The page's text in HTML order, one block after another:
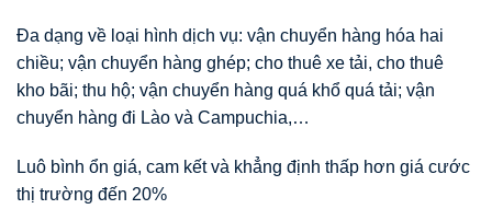
Đa dạng về loại hình dịch vụ: vận chuyển hàng hóa hai
chiều; vận chuyển hàng ghép; cho thuê xe tải, cho thuê
kho bãi; thu hộ; vận chuyển hàng quá khổ quá tải; vận
chuyển hàng đi Lào và Campuchia,…
Luô bình ổn giá, cam kết và khẳng định thấp hơn giá cước
thị trường đến 20%